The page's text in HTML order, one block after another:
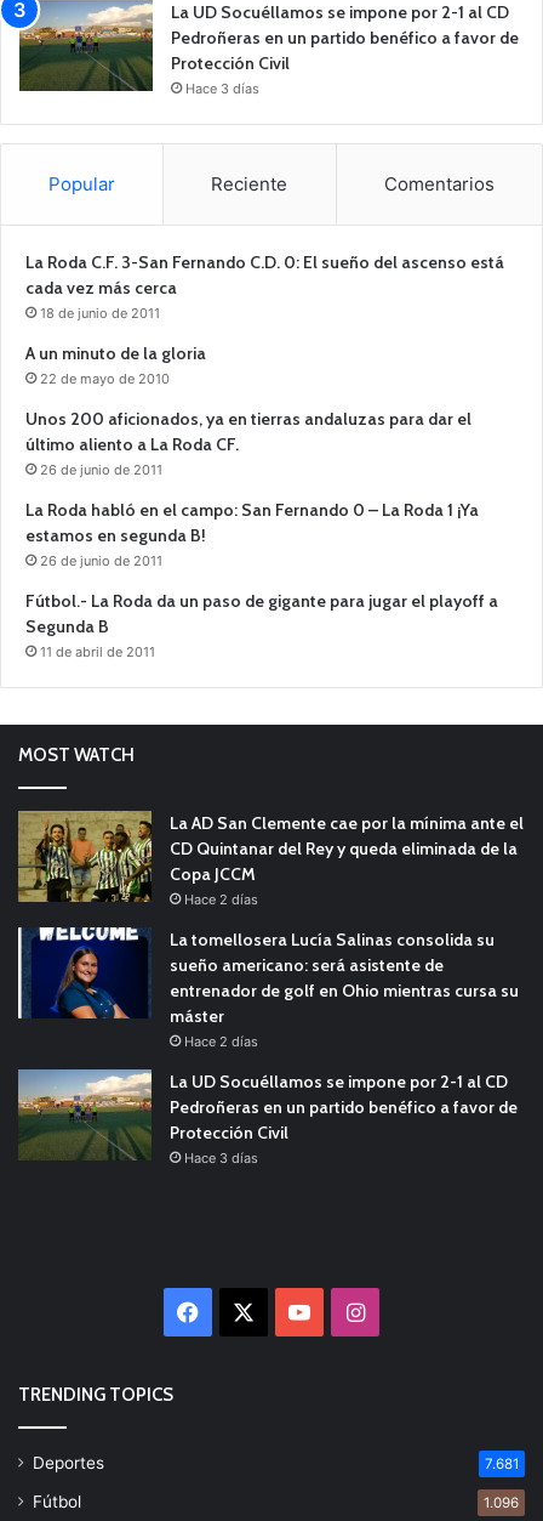
La UD Socuéllamos se impone por 2-1 al CD
Pedroñeras en un partido benéfico a favor de
Protección Civil
Hace 3 días
Popular Reciente Comentarios
La Roda C.F. 3-San Fernando C.D. 0: El sueño del ascenso está
cada vez más cerca
18 de junio de 2011
A un minuto de la gloria
22 de mayo de 2010
Unos 200 aficionados, ya en tierras andaluzas para dar el
último aliento a La Roda CF.
26 de junio de 2011
La Roda habló en el campo: San Fernando 0 – La Roda 1 ¡Ya
estamos en segunda B!
26 de junio de 2011
Fútbol.- La Roda da un paso de gigante para jugar el playoff a
Segunda B
11 de abril de 2011
MOST WATCH
La AD San Clemente cae por la mínima ante el
CD Quintanar del Rey y queda eliminada de la
Copa JCCM
Hace 2 días
La tomellosera Lucía Salinas consolida su
sueño americano: será asistente de
entrenador de golf en Ohio mientras cursa su
máster
Hace 2 días
La UD Socuéllamos se impone por 2-1 al CD
Pedroñeras en un partido benéfico a favor de
Protección Civil
Hace 3 días
Facebook YouTubeInstagram
TRENDING TOPICS
Deportes 7.681
Fútbol 1.096